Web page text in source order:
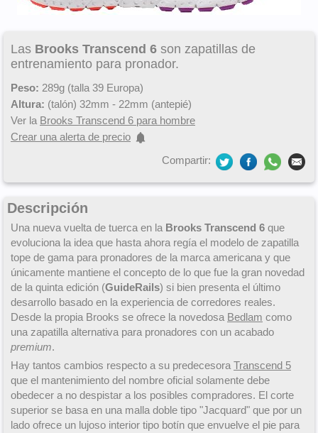
Las Brooks Transcend 6 son zapatillas de
entrenamiento para pronador.
Peso: 289g (talla 39 Europa)
Altura: (talón) 32mm - 22mm (antepié)
Ver la Brooks Transcend 6 para hombre
Crear una alerta de precio
Compartir:
Descripción
Una nueva vuelta de tuerca en la Brooks Transcend 6 que
evoluciona la idea que hasta ahora regía el modelo de zapatilla
tope de gama para pronadores de la marca americana y que
únicamente mantiene el concepto de lo que fue la gran novedad
de la quinta edición (GuideRails) si bien presenta el último
desarrollo basado en la experiencia de corredores reales.
Desde la propia Brooks se ofrece la novedosa Bedlam como
una zapatilla alternativa para pronadores con un acabado
premium.
Hay tantos cambios respecto a su predecesora Transcend 5
que el mantenimiento del nombre oficial solamente debe
obedecer a no despistar a los posibles compradores. El corte
superior se basa en una malla doble tipo "Jacquard" que por un
lado ofrece un lujoso interior tipo botín que envuelve el pie para